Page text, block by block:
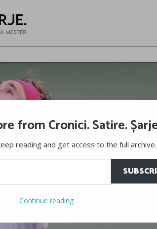
from Cronici. Satire.
reading and get access to the full archive.
Continue reading